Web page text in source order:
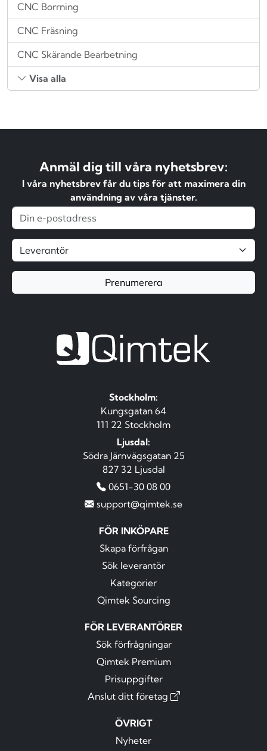
CNC Borrning
CNC Fräsning
CNC Skärande Bearbetning
Visa alla
Anmäl dig till våra nyhetsbrev:
I våra nyhetsbrev får du tips för att maximera din
användning av våra tjänster.
Prenumerera
Stockholm:
Kungsgatan 64
111 22 Stockholm
Ljusdal:
Södra Järnvägsgatan 25
827 32 Ljusdal
0651-30 08 00
support@qimtek.se
FÖR INKÖPARE
Skapa förfrågan
Sök leverantör
Kategorier
Qimtek Sourcing
FÖR LEVERANTÖRER
Sök förfrågningar
Qimtek Premium
Prisuppgifter
Anslut ditt företag
ÖVRIGT
Nyheter